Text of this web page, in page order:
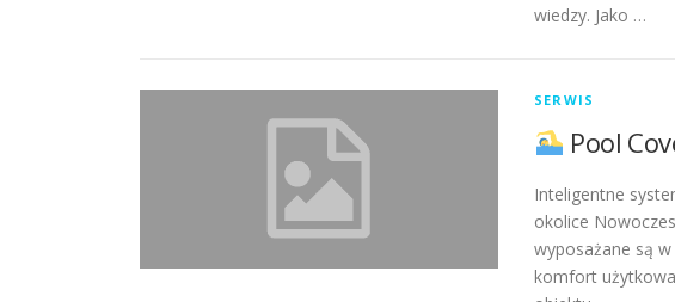
wiedzy. Jako …
SERWIS
Pool
Inteligentne
okolice
wyposażane są
komfort